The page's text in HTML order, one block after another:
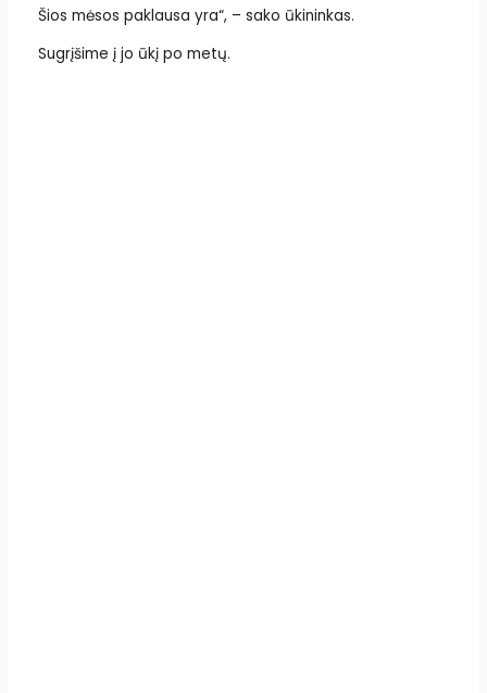
Šios mėsos paklausa yra“, – sako ūkininkas.
Sugrįšime į jo ūkį po metų.